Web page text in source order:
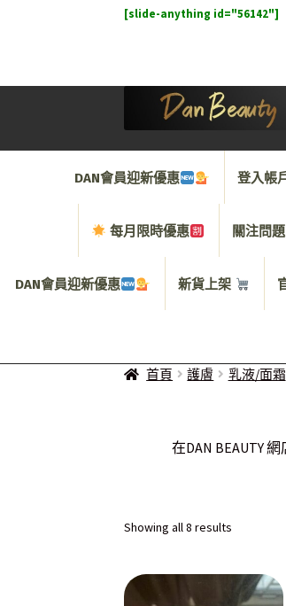
[slide-anything id="56142"]
DAN會員迎新優惠 登入帳
每月限時優惠 關注問題
DAN會員迎新優惠 新貨上架
首頁 護膚 乳液/面霜
在DAN BEAUTY
Showing all 8 results